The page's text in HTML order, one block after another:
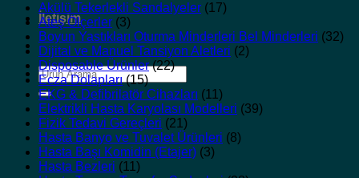
İletişim
Ara:
Akülü Tekerlekli Sandalyeler (17)
Ateş Ölçerler (3)
Boyun Yastıkları Oturma Minderleri Bel Minderleri (32)
Dijital ve Manuel Tansiyon Aletleri (2)
Disposable Ürünler (22)
Ecza Dolapları (15)
EKG & Defibrilatör Cihazları (11)
Elektrikli Hasta Karyolası Modelleri (39)
Fizik Tedavi Gereçleri (21)
Hasta Banyo ve Tuvalet Ürünleri (8)
Hasta Başı Komidin (Etajer) (3)
Hasta Bezleri (11)